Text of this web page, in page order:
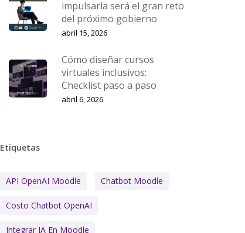
impulsarla será el gran reto
del próximo gobierno
abril 15, 2026
Cómo diseñar cursos
virtuales inclusivos:
Checklist paso a paso
abril 6, 2026
Etiquetas
API OpenAI Moodle Chatbot Moodle
Costo Chatbot OpenAI
Integrar IA En Moodle